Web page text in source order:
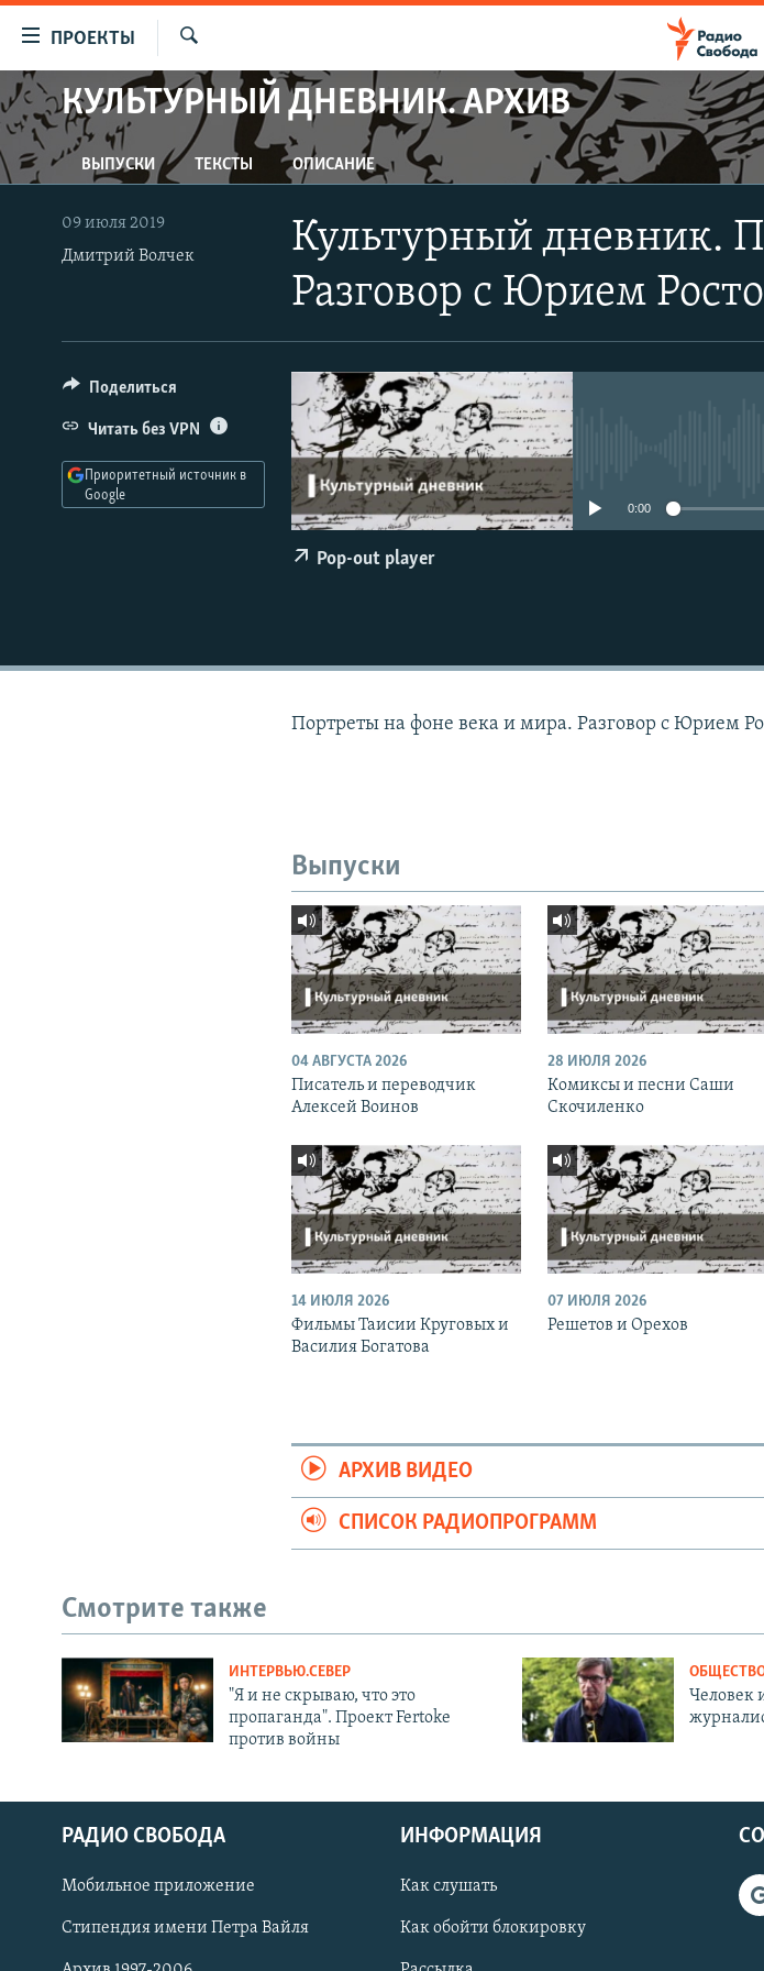
упрощенного
доступа
Вернуться
к
основному
содержанию
Вернутся
ПРОЕКТЫ
ПРОГРАММЫ
ПОДКАСТЫ
АВТОРСКИЕ ПРОЕКТЫ
ЦИТАТЫ СВОБОДЫ
МНЕНИЯ
IDEL.РЕАЛИИ
КАВКАЗ.РЕАЛИИ
СЕВЕР.РЕАЛИИ
СИБИРЬ.РЕАЛИИ
РАСПИСАНИЕ ВЕЩАНИЯ
СОЦИАЛЬНЫЕ СЕТИ
Искать
КУЛЬТУРНЫЙ ДНЕВНИК. АРХИВ
Apple
ВЫПУСКИ ТЕКСТЫ ОПИСАНИЕ
Культурный дневник.
Разговор с Юрием
09 июля 2019
Дмитрий Волчек
0:00
Pop-out player
Поделиться
Читать без VPN
Приоритетный источник в
Google
Портреты на фоне века и мира. Разговор с Юрием
Выпуски
04 АВГУСТА 2026
Писатель и переводчик
Алексей Воинов
28 ИЮЛЯ 2026
Комиксы и песни Саши
Скочиленко
14 ИЮЛЯ 2026
Фильмы Таисии Круговых и
Василия Богатова
07 ИЮЛЯ 2026
Решетов и Орехов
АРХИВ ВИДЕО
СПИСОК РАДИОПРОГРАММ
Смотрите также
ИНТЕРВЬЮ.СЕВЕР
"Я и не скрываю, что это
пропаганда". Проект Fertoke
против войны
Человек
РАДИО СВОБОДА
Мобильное приложение
Стипендия имени Петра Вайля
ИНФОРМАЦИЯ
Как слушать
Как обойти блокировку